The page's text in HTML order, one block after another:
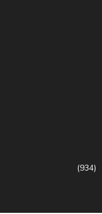
(934)